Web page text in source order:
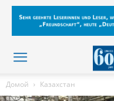
Домой Казахстан